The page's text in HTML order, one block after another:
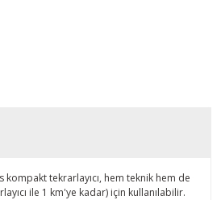
tekrarlayıcı, hem teknik hem de
ile 1 km'ye kadar) için kullanılabilir.